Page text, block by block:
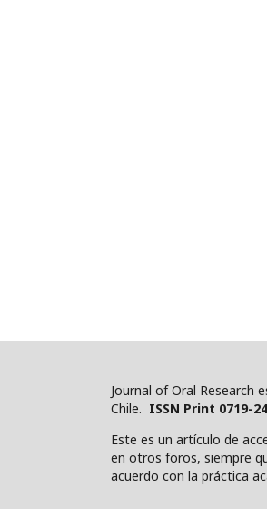
Journal of Oral Research
Chile. ISSN Print 0719-
Este es un artículo de
en otros foros, siempre
acuerdo con la práctica